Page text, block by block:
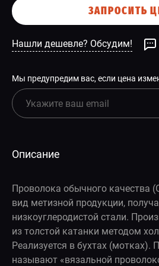
ЗАПРОСИТЬ
Нашли дешевле? Обсудим!
Мы предупредим вас, если цена
Описание
Проволока обычного качества
вид метизной продукции,
низкоуглеродистой стали.
из толстой катанки методом
Реализуется в бухтах (мотках).
называют «вязальной